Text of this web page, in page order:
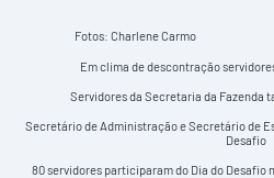
Fotos: Charlene Carmo
Em clima de descontração
Servidores da Secretaria da Fazenda
Secretário de Administração e Secretário de
Desafio
80 servidores participaram do Dia do Desafio